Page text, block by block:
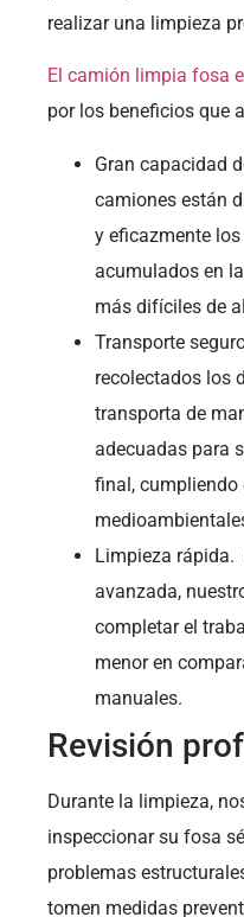
realizar una limpieza
El camión limpia fosa
por los beneficios que
Gran capacidad
camiones están
y eficazmente
acumulados en
más difíciles de
Transporte
recolectados los
transporta de
adecuadas para
final,
Limpieza rápida.
avanzada,
completar el
menor en
manuales.
Revisión
Durante la limpieza,
inspeccionar su fosa
problemas
tomen medidas